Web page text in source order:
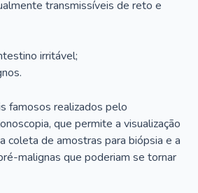
transmissíveis de reto e
irritável;
famosos realizados pelo
que permite a visualização
coleta de amostras para biópsia e a
malignas que poderiam se tornar